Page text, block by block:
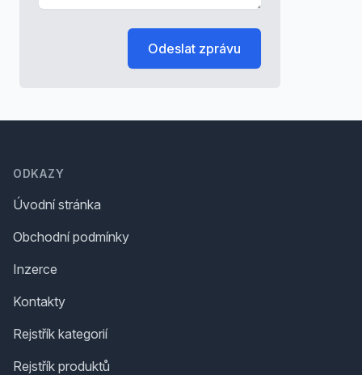
Odeslat zprávu
ODKAZY
Úvodní stránka
Obchodní podmínky
Inzerce
Kontakty
Rejstřík kategorií
Rejstřík produktů